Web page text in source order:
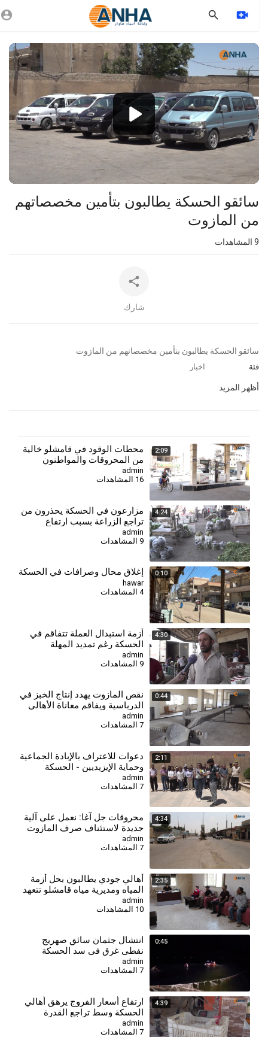
Video
Player
1080p
360p
سائقو الحسكة يطالبون بتأمين مخصصاتهم
من المازوت
المشاهدات
شارك
⁣سائقو الحسكة يطالبون بتأمين مخصصاتهم من المازوت
فئة اخبار
أظهر المزيد
2:09
⁣محطات الوقود في قامشلو خالية
من المحروقات والمواطنون
يطالبون بحل أزمة الوقود والعملة
admin
16 المشاهدات
4:24
⁣مزارعون في الحسكة يحذرون من
تراجع الزراعة بسبب ارتفاع
التكاليف وأزمة العملة
admin
9 المشاهدات
0:10 إغلاق محال وصرافات في الحسكة
hawar
4 المشاهدات
4:30
⁣أزمة استبدال العملة تتفاقم في
الحسكة رغم تمديد المهلة
admin
9 المشاهدات
0:44
نقص المازوت يهدد إنتاج الخبز في
الدرباسية ويفاقم معاناة الأهالي
admin
7 المشاهدات
2:11
دعوات للاعتراف بالإبادة الجماعية
وحماية الإيزيديين - الحسكة
admin
7 المشاهدات
4:34
⁣محروقات جل آغا: نعمل على آلية
جديدة لاستئناف صرف المازوت
الخدمي لمستحقيه
admin
7 المشاهدات
2:35
أهالي جودي يطالبون بحل أزمة
المياه ومديرية مياه قامشلو تتعهد
بإجراءات إسعافية
admin
0:45
انتشال جثمان سائق صهريج
نفطي غرق في سد الحسكة
الجنوبي
admin
7 المشاهدات
4:39
⁣ارتفاع أسعار الفروج يرهق أهالي
الحسكة وسط تراجع القدرة
الشرائية
admin
7 المشاهدات